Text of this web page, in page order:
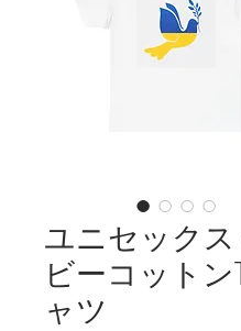
ユニセック
ビーコットン
ャツ